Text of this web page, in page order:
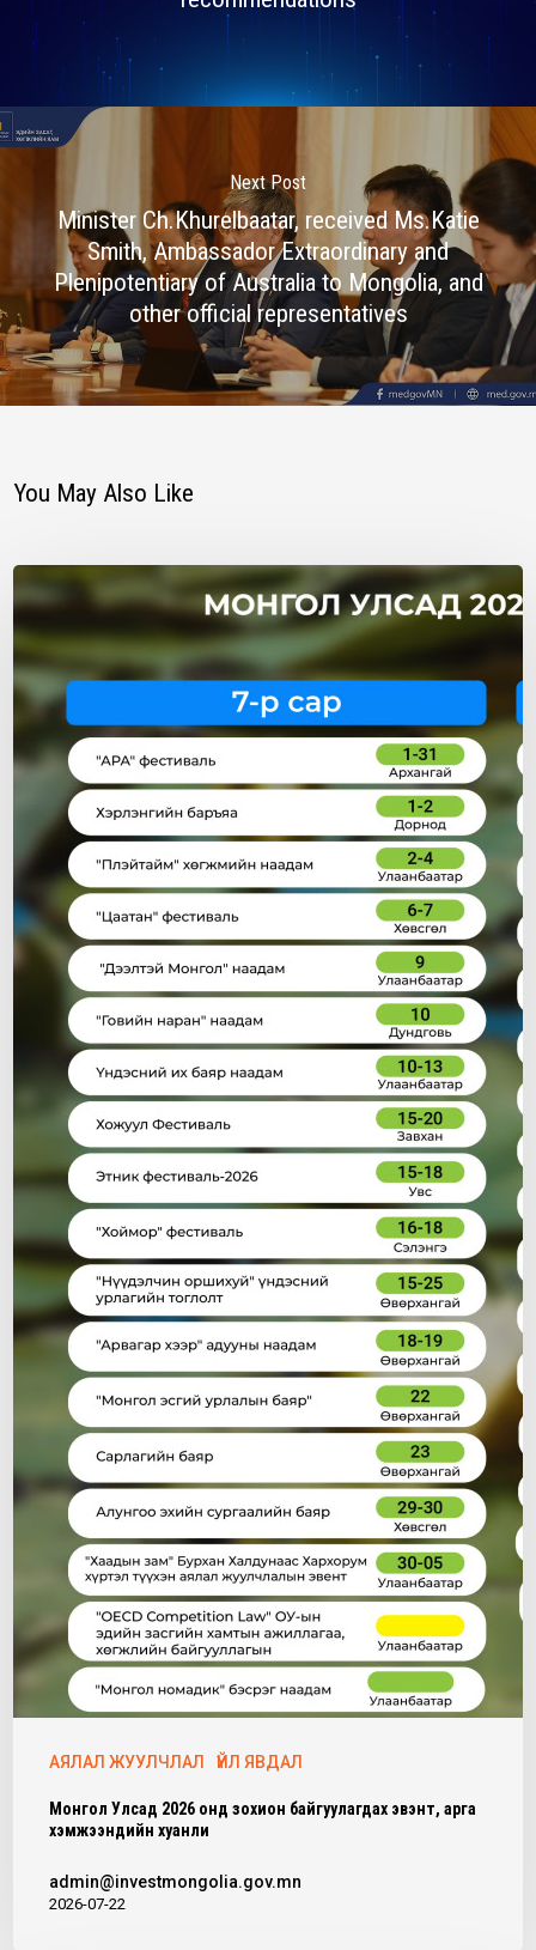
Next Post
Minister Ch.Khurelbaatar, received Ms.Katie
Smith, Ambassador Extraordinary and
Plenipotentiary of Australia to Mongolia, and
other official representatives
You May Also Like
АЯЛАЛ ЖУУЛЧЛАЛ ҮЙЛ ЯВДАЛ
Монгол Улсад 2026 онд зохион байгуулагдах эвэнт, арга
хэмжээнүүдийн хуанли
admin@investmongolia.gov.mn
2026-07-22